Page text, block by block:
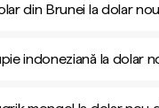
din Brunei la dolar
indoneziană la dolar